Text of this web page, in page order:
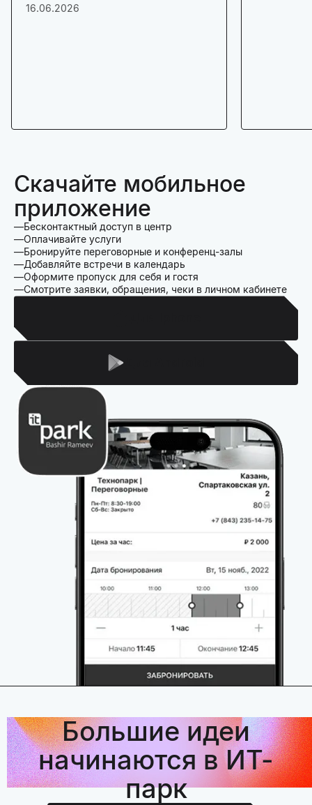
16.06.2026
Скачайте мобильное
приложение
Бесконтактный доступ в центр
Оплачивайте услуги
Бронируйте переговорные и конференц-залы
Добавляйте встречи в календарь
Оформите пропуск для себя и гостя
Смотрите заявки, обращения, чеки в личном кабинете
Большие идеи
начинаются в ИТ-
парк